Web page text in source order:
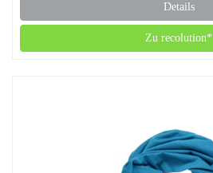
Details
Zu recolution*